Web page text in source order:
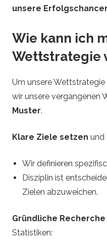
unsere
Wie kann ich
Wettstrategie
Um unsere Wettstrategie
wir unsere vergangenen
Muster.
Klare Ziele setzen und
Wir definieren
Disziplin ist
Zielen abzuweichen.
Gründliche Recherche
Statistiken: